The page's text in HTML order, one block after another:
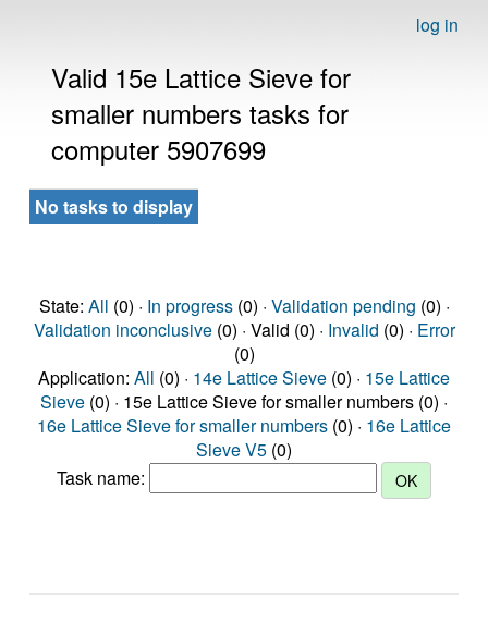
log in
Valid 15e Lattice Sieve for
smaller numbers tasks for
computer 5907699
No tasks to display
State: All (0) · In progress(0) · Validation pending (0) ·
Validation inconclusive(0) · Valid (0) · Invalid (0) · Error
(0)
Application: All (0) · 14e Lattice Sieve (0) · 15e Lattice
Sieve (0) · 15e Lattice Sieve for smaller numbers (0) ·
16e Lattice Sieve for smaller numbers (0) · 16e Lattice
Sieve V5 (0)
Task name: